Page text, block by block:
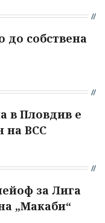
до собствена
в Пловдив е
на ВСС
за Лига
„Макаби“